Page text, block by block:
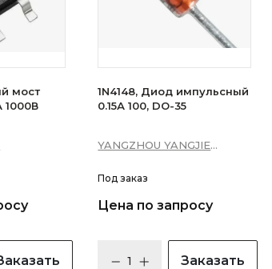
мост
1000В
1N4148, Диод импульсный
0.15А 100, DO-35
YANGZHOU YANGJIE
Под заказ
Цена по запросу
Заказать